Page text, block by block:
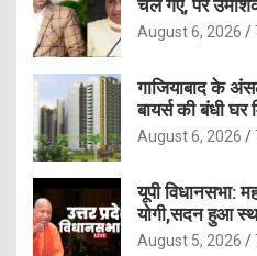
चले गए, पर
August 6, 2026
गाजियाबाद के
बायर्स की बंधी
August 6, 2026
यूपी विधानसभा:
योगी,सदन हुआ
August 5, 2026